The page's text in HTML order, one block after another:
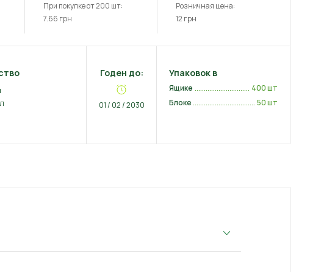
При покупке от 200 шт:
7.66 грн
Розничная цена:
12 грн
Годен до:
01 / 02 / 2030
Упаковок в
Ящике
400 шт
Блоке
50 шт